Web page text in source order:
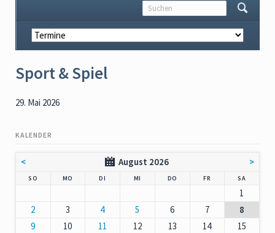
Navigation
überspringen
Sport & Spiel
29. Mai 2026
KALENDER
< August 2026 >
SO MO DI MI DO NNERSTAG
FR SAMSTAG
1
2
3 4 5 6 7
8
9
10 11 12 13 14
15